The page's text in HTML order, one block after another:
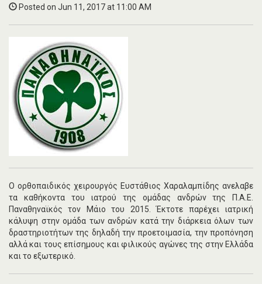
Posted on Jun 11, 2017 at 11:00 AM
Ο ορθοπαιδικός χειρουργός Ευστάθιος Χαραλαμπίδης ανελαβε
τα καθήκοντα του ιατρού της ομάδας ανδρών της Π.Α.Ε.
Παναθηναϊκός τον Μάιο του 2015. Έκτοτε παρέχει ιατρική
κάλυψη στην ομάδα των ανδρών κατά την διάρκεια όλων των
δραστηριοτήτων της δηλαδή την προετοιμασία, την προπόνηση
αλλά και τους επίσημους και φιλικούς αγώνες της στην Ελλάδα
και το εξωτερικό.